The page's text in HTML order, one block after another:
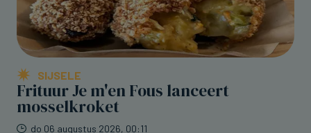
SIJSELE
Frituur Je m'en Fous lanceert
mosselkroket
do 06 augustus 2026, 00:11